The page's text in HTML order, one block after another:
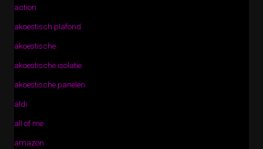
action
akoestisch plafond
akoestische
akoestische isolatie
akoestische panelen
aldi
all of me
amazon